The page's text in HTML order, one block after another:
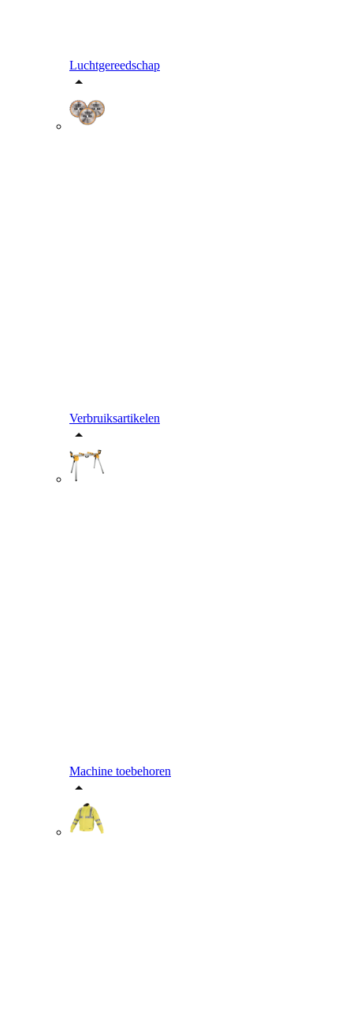
Luchtgereedschap
Verbruiksartikelen
Machine toebehoren